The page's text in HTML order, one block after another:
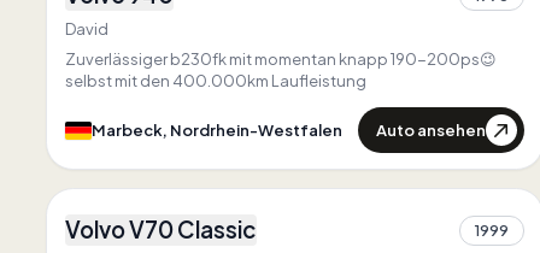
David
Zuverlässiger b230fk mit momentan knapp 190-200ps😉
selbst mit den 400.000km Laufleistung
Marbeck, Nordrhein-Westfalen Auto ansehen
1
1
Volvo V70 Classic 1999